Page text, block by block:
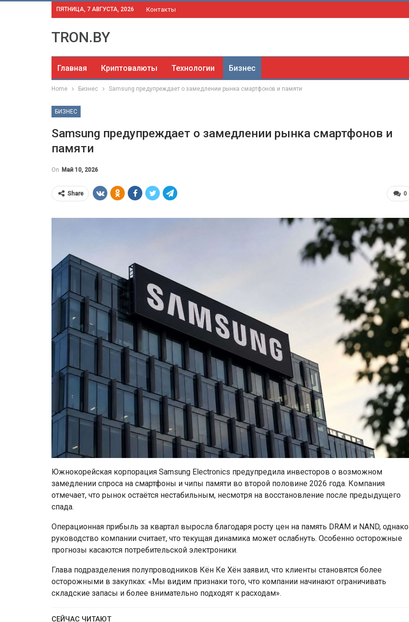
ПЯТНИЦА, 7 АВГУСТА, 2026 Контакты
TRON.BY
Главная Криптовалюты Технологии Бизнес
Home Бизнес Samsung предупреждает о замедлении рынка смартфонов и памяти
БИЗНЕС
Samsung предупреждает о замедлении рынка смартфонов и
памяти
On Май 10, 2026
0
Share
Южнокорейская корпорация Samsung Electronics предупредила инвесторов о возможном
замедлении спроса на смартфоны и чипы памяти во второй половине 2026 года. Компания
отмечает, что рынок остаётся нестабильным, несмотря на восстановление после предыдущего
спада.
Операционная прибыль за квартал выросла благодаря росту цен на память DRAM и NAND, однако
руководство компании считает, что текущая динамика может ослабнуть. Особенно осторожные
прогнозы касаются потребительской электроники.
Глава подразделения полупроводников Кён Ке Хён заявил, что клиенты становятся более
осторожными в закупках: «Мы видим признаки того, что компании начинают ограничивать
складские запасы и более внимательно подходят к расходам».
СЕЙЧАС ЧИТАЮТ